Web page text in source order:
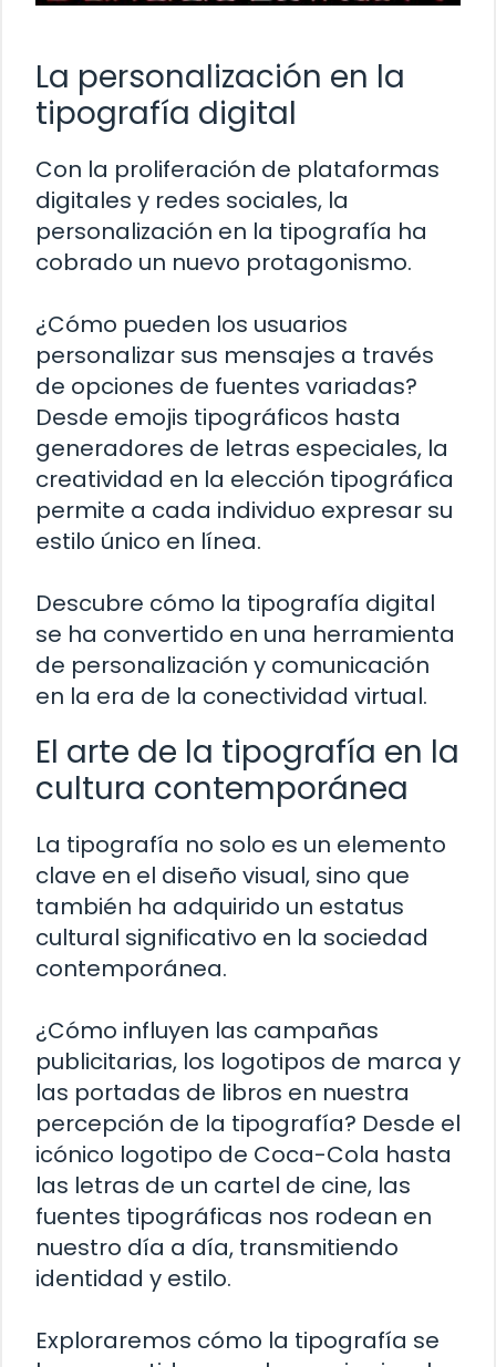
La personalización en la
tipografía digital
Con la proliferación de plataformas
digitales y redes sociales, la
personalización en la tipografía ha
cobrado un nuevo protagonismo.
¿Cómo pueden los usuarios
personalizar sus mensajes a través
de opciones de fuentes variadas?
Desde emojis tipográficos hasta
generadores de letras especiales, la
creatividad en la elección tipográfica
permite a cada individuo expresar su
estilo único en línea.
Descubre cómo la tipografía digital
se ha convertido en una herramienta
de personalización y comunicación
en la era de la conectividad virtual.
El arte de la tipografía en la
cultura contemporánea
La tipografía no solo es un elemento
clave en el diseño visual, sino que
también ha adquirido un estatus
cultural significativo en la sociedad
contemporánea.
¿Cómo influyen las campañas
publicitarias, los logotipos de marca y
las portadas de libros en nuestra
percepción de la tipografía? Desde el
icónico logotipo de Coca-Cola hasta
las letras de un cartel de cine, las
fuentes tipográficas nos rodean en
nuestro día a día, transmitiendo
identidad y estilo.
Exploraremos cómo la tipografía se